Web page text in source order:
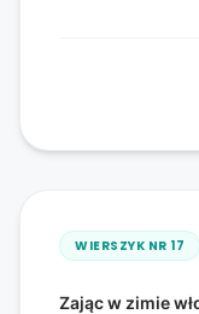
WIERSZYK NR 17
Zając w zimie